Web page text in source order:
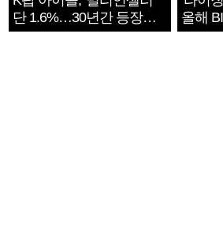
단 1.6%…30년간 등장
1182개팀 전수조사
올해
확정